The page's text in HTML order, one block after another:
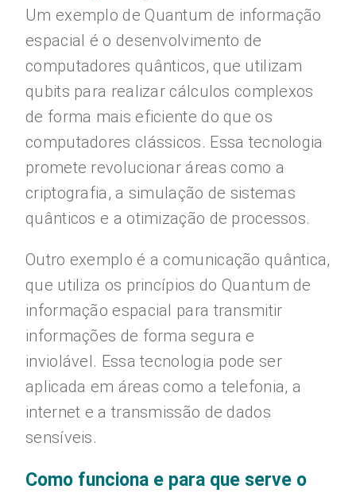
Um exemplo de Quantum de informação
espacial é o desenvolvimento de
computadores quânticos, que utilizam
qubits para realizar cálculos complexos
de forma mais eficiente do que os
computadores clássicos. Essa tecnologia
promete revolucionar áreas como a
criptografia, a simulação de sistemas
quânticos e a otimização de processos.
Outro exemplo é a comunicação quântica,
que utiliza os princípios do Quantum de
informação espacial para transmitir
informações de forma segura e
inviolável. Essa tecnologia pode ser
aplicada em áreas como a telefonia, a
internet e a transmissão de dados
sensíveis.
Como funciona e para que serve o